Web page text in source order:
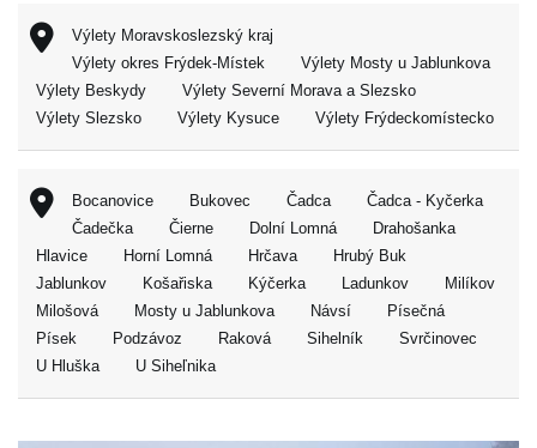
Výlety Moravskoslezský kraj
Výlety okres Frýdek-Místek
Výlety Mosty u Jablunkova
Výlety Beskydy
Výlety Severní Morava a Slezsko
Výlety Slezsko
Výlety Kysuce Výlety Frýdeckomístecko
Bocanovice Bukovec Čadca
Čadca - Kyčerka
Čadečka
Čierne Dolní Lomná
Drahošanka
Hlavice
Horní Lomná Hrčava
Hrubý Buk
Jablunkov
Košařiska Kýčerka Ladunkov
Milíkov
Milošová
Mosty u Jablunkova Návsí
Písečná
Písek
Podzávoz Raková Sihelník
Svrčinovec
U Hluška
U Siheľnika